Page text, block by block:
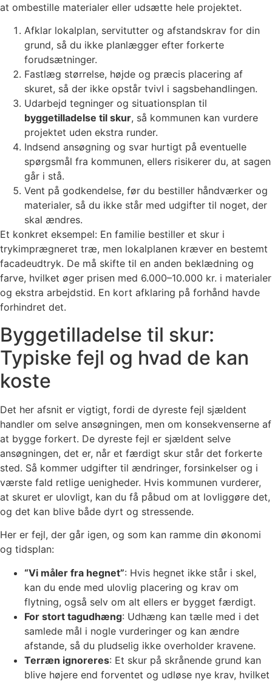
at ombestille materialer eller udsætte hele projektet.
Afklar lokalplan, servitutter og afstandskrav for din
grund, så du ikke planlægger efter forkerte
forudsætninger.
Fastlæg størrelse, højde og præcis placering af
skuret, så der ikke opstår tvivl i sagsbehandlingen.
Udarbejd tegninger og situationsplan til
byggetilladelse til skur, så kommunen kan vurdere
projektet uden ekstra runder.
Indsend ansøgning og svar hurtigt på eventuelle
spørgsmål fra kommunen, ellers risikerer du, at sagen
går i stå.
Vent på godkendelse, før du bestiller håndværker og
materialer, så du ikke står med udgifter til noget, der
skal ændres.
Et konkret eksempel: En familie bestiller et skur i
trykimprægneret træ, men lokalplanen kræver en bestemt
facadeudtryk. De må skifte til en anden beklædning og
farve, hvilket øger prisen med 6.000–10.000 kr. i materialer
og ekstra arbejdstid. En kort afklaring på forhånd havde
forhindret det.
Byggetilladelse til skur:
Typiske fejl og hvad de kan
koste
Det her afsnit er vigtigt, fordi de dyreste fejl sjældent
handler om selve ansøgningen, men om konsekvenserne af
at bygge forkert. De dyreste fejl er sjældent selve
ansøgningen, det er, når et færdigt skur står det forkerte
sted. Så kommer udgifter til ændringer, forsinkelser og i
værste fald retlige uenigheder. Hvis kommunen vurderer,
at skuret er ulovligt, kan du få påbud om at lovliggøre det,
og det kan blive både dyrt og stressende.
Her er fejl, der går igen, og som kan ramme din økonomi
og tidsplan:
“Vi måler fra hegnet”: Hvis hegnet ikke står i skel,
kan du ende med ulovlig placering og krav om
flytning, også selv om alt ellers er bygget færdigt.
For stort tagudhæng: Udhæng kan tælle med i det
samlede mål i nogle vurderinger og kan ændre
afstande, så du pludselig ikke overholder kravene.
Terræn ignoreres: Et skur på skrånende grund kan
blive højere end forventet og udløse nye krav, hvilket